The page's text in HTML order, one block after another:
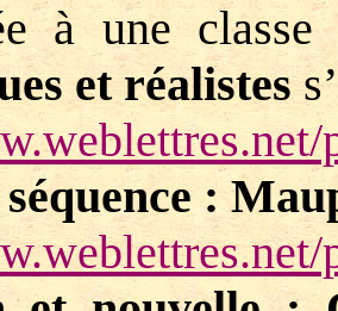
à une
et réalistes
: